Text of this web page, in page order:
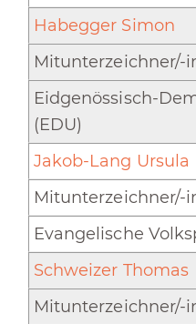
Habegger Simon
Mitunterzeichner/-
Eidgenössisch-
(EDU)
Jakob-Lang Ursula
Mitunterzeichner/-
Evangelische
Schweizer Thomas
Mitunterzeichner/-